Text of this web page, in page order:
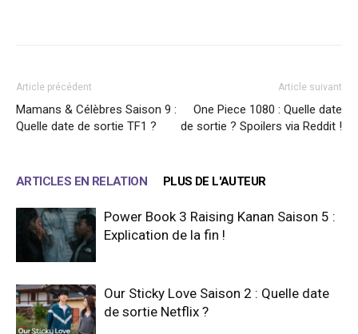
Article précédent
Mamans & Célèbres Saison 9 :
Quelle date de sortie TF1 ?
Article suivant
One Piece 1080 : Quelle date
de sortie ? Spoilers via Reddit !
ARTICLES EN RELATION PLUS DE L'AUTEUR
Power Book 3 Raising Kanan Saison 5 :
Explication de la fin !
Our Sticky Love Saison 2 : Quelle date
de sortie Netflix ?